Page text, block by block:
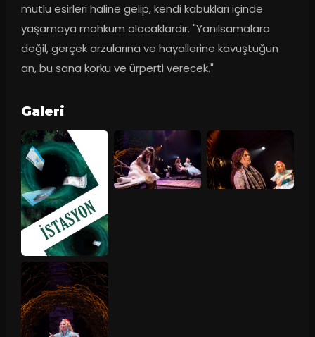
mutlu esirleri haline gelip, kendi kabukları içinde
yaşamaya mahkum olacaklardır. "Yanılsamalara
değil, gerçek arzularına ve hayallerine kavuştuğun
an, bu sana korku ve ürperti verecek."
Galeri